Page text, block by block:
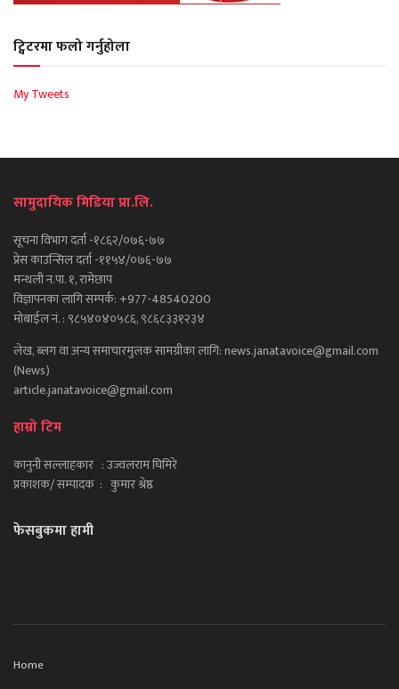
ट्विटरमा फलो गर्नुहोला
My Tweets
सामुदायिक मिडिया प्रा.लि.
सूचना विभाग दर्ता -१८६२/०७६-७७
प्रेस काउन्सिल दर्ता -११५४/०७६-७७
मन्थली न.पा. १, रामेछाप
विज्ञापनका लागि सम्पर्क: +977-48540200
मोबाईल नं. : ९८५४०४०५८६, ९८६८३३१२३४
लेख, ब्लग वा अन्य समाचारमुलक सामग्रीका लागि: news.janatavoice@gmail.com
(News)
article.janatavoice@gmail.com
हाम्रो टिम
कानुनी सल्लाहकार : उज्वलराम घिमिरे
प्रकाशक/ सम्पादक : कुमार श्रेष्ठ
फेसबुकमा हामी
Home